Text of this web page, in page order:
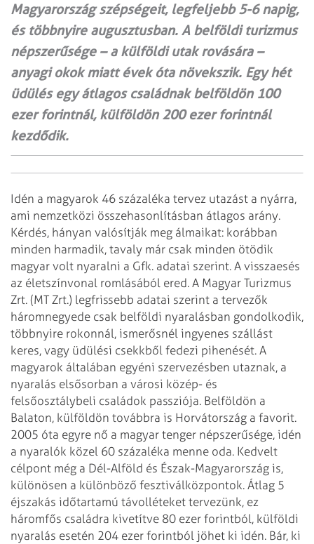
Magyarország szépségeit, legfeljebb 5-6 napig,
és többnyire augusztusban. A belföldi turizmus
népszerűsége – a külföldi utak rovására –
anyagi okok miatt évek óta növekszik. Egy hét
üdülés egy átlagos családnak belföldön 100
ezer forintnál, külföldön 200 ezer forintnál
kezdődik.
Idén a magyarok 46 százaléka tervez utazást a nyárra,
ami nemzetközi összehasonlításban átlagos arány.
Kérdés, hányan valósítják meg álmaikat: korábban
minden harmadik, tavaly már csak minden ötödik
magyar volt nyaralni a Gfk. adatai szerint. A visszaesés
az életszínvonal romlásából ered. A Magyar Turizmus
Zrt. (MT Zrt.) legfrissebb adatai szerint a tervezők
háromnegyede csak belföldi nyaralásban gondolkodik,
többnyire rokonnál, ismerősnél ingyenes szállást
keres, vagy üdülési csekkből fedezi pihenését. A
magyarok általában egyéni szervezésben utaznak, a
nyaralás elsősorban a városi közép- és
felsőosztálybeli családok passziója. Belföldön a
Balaton, külföldön továbbra is Horvátország a favorit.
2005 óta egyre nő a magyar tenger népszerűsége, idén
a nyaralók közel 60 százaléka menne oda. Kedvelt
célpont még a Dél-Alföld és Észak-Magyarország is,
különösen a különböző fesztiválközpontok. Átlag 5
éjszakás időtartamú távolléteket tervezünk, ez
háromfős családra kivetítve 80 ezer forintból, külföldi
nyaralás esetén 204 ezer forintból jöhet ki idén. Bár, ki